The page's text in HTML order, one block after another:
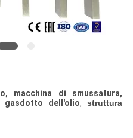
macchina di smussatura,
gasdotto dell'olio,struttura